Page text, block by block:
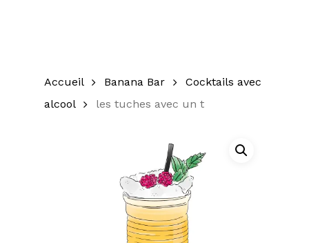
Accueil Banana Bar
Cocktails avec
alcool
les tuches avec un t